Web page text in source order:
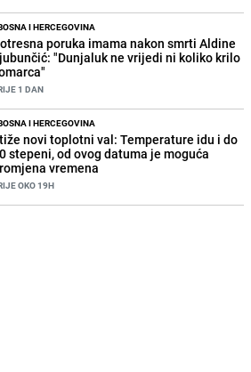
I HERCEGOVINA
poruka imama nakon smrti Aldine
"Dunjaluk ne vrijedi ni koliko krilo
1 DAN
I HERCEGOVINA
novi toplotni val: Temperature idu i do
stepeni, od ovog datuma je moguća
vremena
OKO 19H